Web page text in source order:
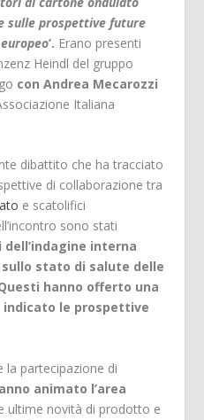
sulle prospettive future
’. Erano presenti
Heindl del gruppo
con Andrea Mecarozzi
Italiana
dibattito che ha tracciato
di collaborazione tra
e scatolifici
sono stati
interna
sullo stato di salute delle
hanno offerto una
le prospettive
la partecipazione di
animato l’area
ultime novità di prodotto e